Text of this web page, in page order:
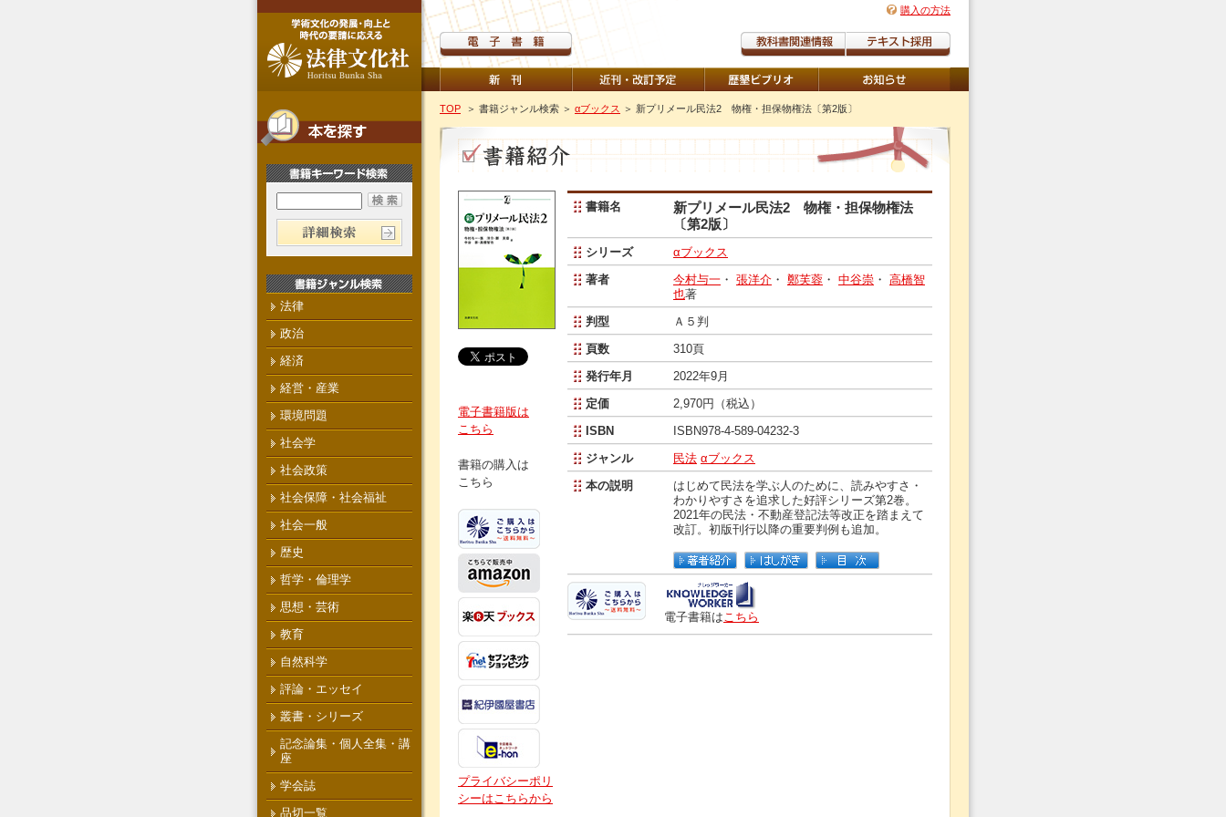
購入の方法
TOP ＞ 書籍ジャンル検索 ＞ αブックス ＞ 新プリメール民法2 物権・担保物権法〔第2版〕
電子書籍版は
こちら
書籍の購入は
こちら
プライバシーポリ
シーはこちらから
書籍名
新プリメール民法2 物権・担保物権法
〔第2版〕
シリーズ
αブックス
著者
今村与一 ・ 張洋介 ・ 鄭芙蓉 ・ 中谷崇 ・ 高橋智
也著
判型
Ａ５判
頁数
310頁
発行年月
2022年9月
定価
2,970円（税込）
ISBN
ISBN978-4-589-04232-3
ジャンル
民法 αブックス
本の説明
はじめて民法を学ぶ人のために、読みやすさ・
わかりやすさを追求した好評シリーズ第2巻。
2021年の民法・不動産登記法等改正を踏まえて
改訂。初版刊行以降の重要判例も追加。
電子書籍はこちら
法律
政治
経済
経営・産業
環境問題
社会学
社会政策
社会保障・社会福祉
社会一般
歴史
哲学・倫理学
思想・芸術
教育
自然科学
評論・エッセイ
叢書・シリーズ
記念論集・個人全集・講
座
学会誌
品切一覧